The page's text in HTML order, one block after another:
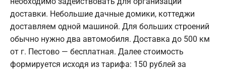
доставки. Небольшие дачные домики, коттеджи
доставляем одной машиной. Для больших строений
обычно нужно два автомобиля. Доставка до 500 км
от г. Пестово — бесплатная. Далее стоимость
формируется исходя из тарифа: 150 рублей за